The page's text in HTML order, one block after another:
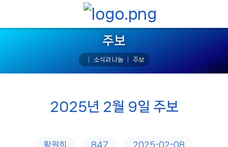
주보
소식과 나눔 주보
2025년 2월 9일 주보
황원희 847 2025-02-08